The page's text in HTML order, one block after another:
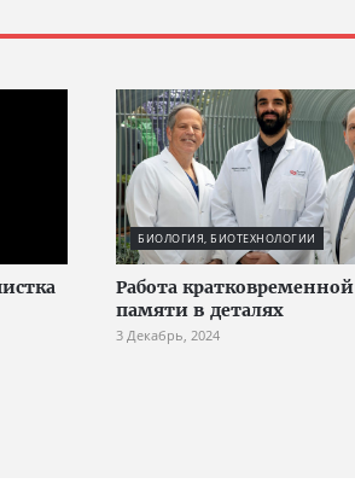
БИОЛОГИЯ, БИОТЕХНОЛОГИИ
Работа кратковременной
памяти в деталях
3 Декабрь, 2024